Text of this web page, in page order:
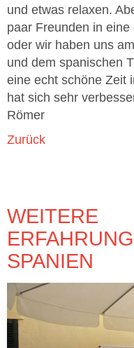
und etwas relaxen.
paar Freunden in
oder wir haben uns
und dem spanischen
eine echt schöne Zeit
hat sich sehr
Römer
Zurück
WEITERE
SPANIEN